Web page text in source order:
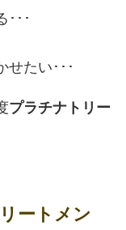
･･･
せたい･･･
プラチナトリー
ートメン